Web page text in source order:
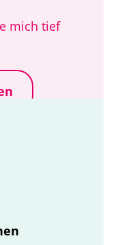
mich tief